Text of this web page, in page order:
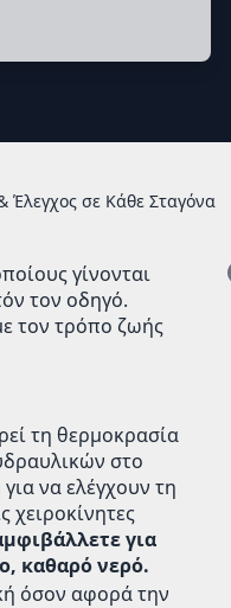
Έλεγχος σε Κάθε Σταγόνα
γίνονται
τον οδηγό.
τον τρόπο ζωής
τη θερμοκρασία
στο
να ελέγχουν τη
χειροκίνητες
για
καθαρό νερό.
όσον αφορά την